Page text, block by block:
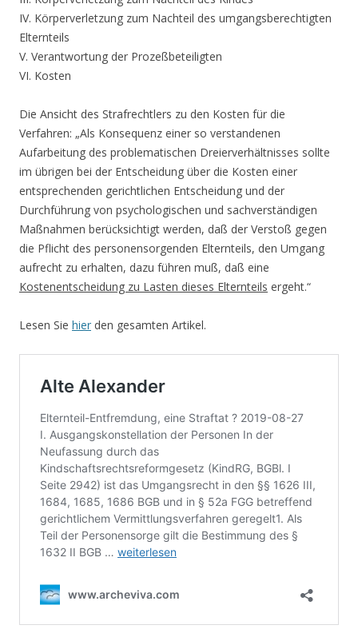
IV. Körperverletzung zum Nachteil des umgangsberechtigten
Elternteils
V. Verantwortung der Prozeßbeteiligten
VI. Kosten
Die Ansicht des Strafrechtlers zu den Kosten für die
Verfahren: „Als Konsequenz einer so verstandenen
Aufarbeitung des problematischen Dreierverhältnisses sollte
im übrigen bei der Entscheidung über die Kosten einer
entsprechenden gerichtlichen Entscheidung und der
Durchführung von psychologischen und sachverständigen
Maßnahmen berücksichtigt werden, daß der Verstoß gegen
die Pflicht des personensorgenden Elternteils, den Umgang
aufrecht zu erhalten, dazu führen muß, daß eine
Kostenentscheidung zu Lasten dieses Elternteils ergeht.“
Lesen Sie hier den gesamten Artikel.